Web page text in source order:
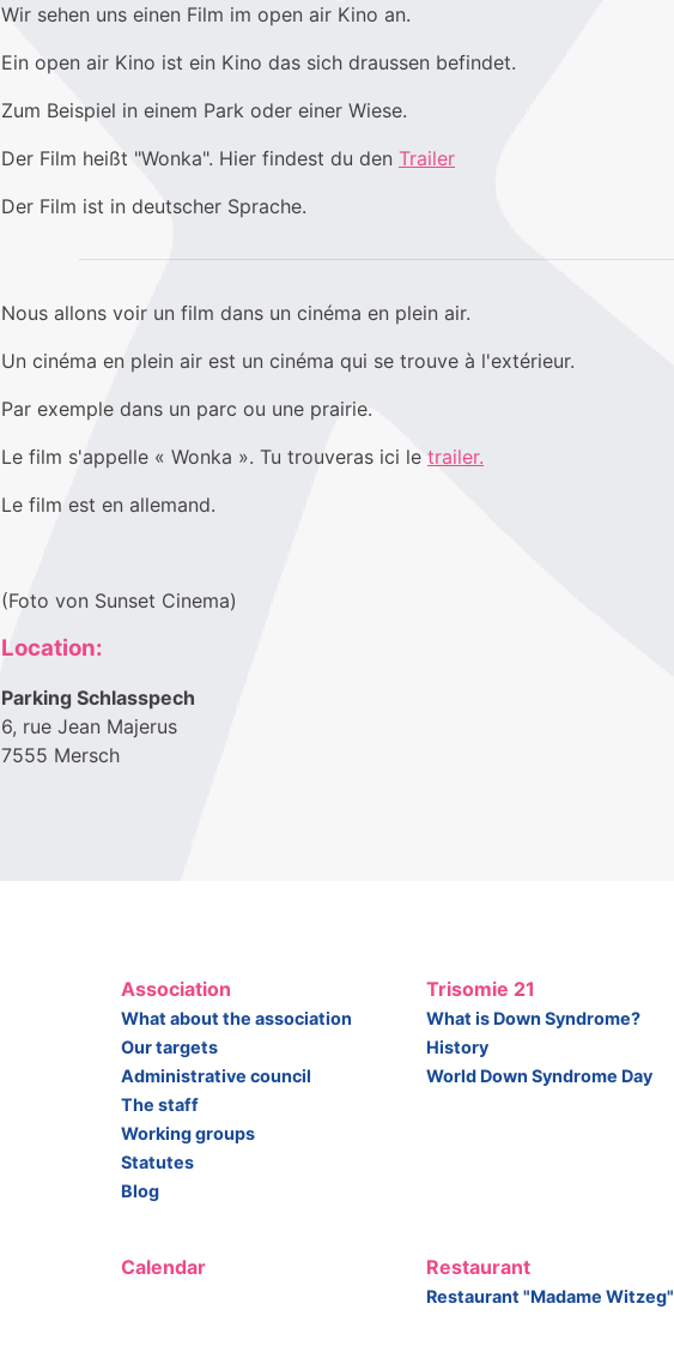
Wir sehen uns einen Film im open air Kino an.
Ein open air Kino ist ein Kino das sich draussen befindet.
Zum Beispiel in einem Park oder einer Wiese.
Der Film heißt "Wonka". Hier findest du den Trailer
Der Film ist in deutscher Sprache.
Nous allons voir un film dans un cinéma en plein air.
Un cinéma en plein air est un cinéma qui se trouve à l'extérieur.
Par exemple dans un parc ou une prairie.
Le film s'appelle « Wonka ». Tu trouveras ici le trailer.
Le film est en allemand.
(Foto von Sunset Cinema)
Location:
Parking Schlasspech
6, rue Jean Majerus
7555 Mersch
Association
What about the association
Our targets
Administrative council
The staff
Working groups
Statutes
Blog
Trisomie 21
What is Down Syndrome?
History
World Down Syndrome Day
Calendar Restaurant
Restaurant "Madame Witzeg"